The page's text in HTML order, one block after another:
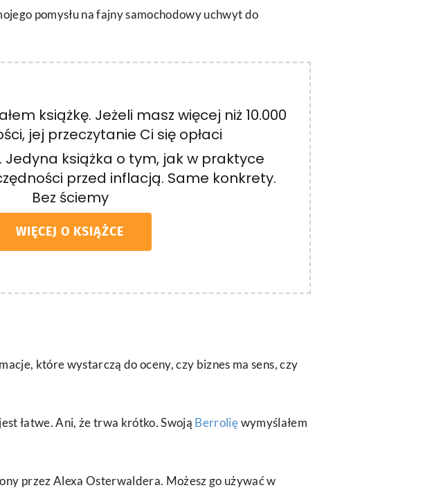
pomysłu na fajny samochodowy uchwyt do
książkę. Jeżeli masz więcej niż 10.000
jej przeczytanie Ci się opłaci
. Jedyna książka o tym, jak w praktyce
przed inflacją. Same konkrety.
Bez ściemy
WIĘCEJ O KSIĄŻCE
które wystarczą do oceny, czy biznes ma sens, czy
łatwe. Ani, że trwa krótko. Swoją Berrolięwymyślałem
przez Alexa Osterwaldera. Możesz go używać w